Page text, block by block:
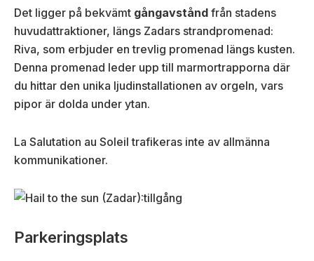
Det ligger på bekvämt gångavstånd från stadens
huvudattraktioner, längs Zadars strandpromenad:
Riva, som erbjuder en trevlig promenad längs kusten.
Denna promenad leder upp till marmortrapporna där
du hittar den unika ljudinstallationen av orgeln, vars
pipor är dolda under ytan.
La Salutation au Soleil trafikeras inte av allmänna
kommunikationer.
Parkeringsplats